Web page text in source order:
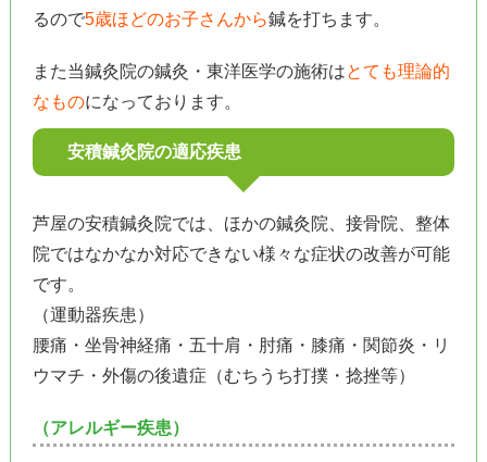
るので5歳ほどのお子さんから鍼を打ちます。
また当鍼灸院の鍼灸・東洋医学の施術はとても理論的
なものになっております。
安積鍼灸院の適応疾患
芦屋の安積鍼灸院では、ほかの鍼灸院、接骨院、整体
院ではなかなか対応できない様々な症状の改善が可能
です。
（運動器疾患）
腰痛・坐骨神経痛・五十肩・肘痛・膝痛・関節炎・リ
ウマチ・外傷の後遺症（むちうち打撲・捻挫等）
（アレルギー疾患）